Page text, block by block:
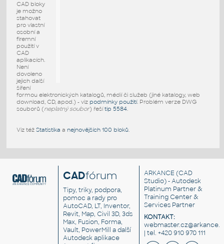
CAD bloky
je možno
stahovat
pro vlastní
osobní a
firemní
použití v
CAD
aplikacích.
Není
dovoleno
jejich další
šíření
formou elektronických katalogů, médií či služeb (jiné katalogy, web
download, CD, apod.) - viz podmínky použití. Problém verze DWG
souborů (neplatný soubor) řešítip 5584.
Viz též Statistika a nejnovějších 100 bloků.
CADfórum
Tipy, triky, podpora,
pomoc a rady pro
AutoCAD, LT, Inventor,
Revit, Map, Civil 3D, 3ds
Max, Fusion, Forma,
Vault, PowerMill a další
Autodesk aplikace
ARKANCE (CAD
Studio) - Autodesk
Platinum Partner &
Training Center &
Services Partner
KONTAKT:
| tel. +420 910 970 111